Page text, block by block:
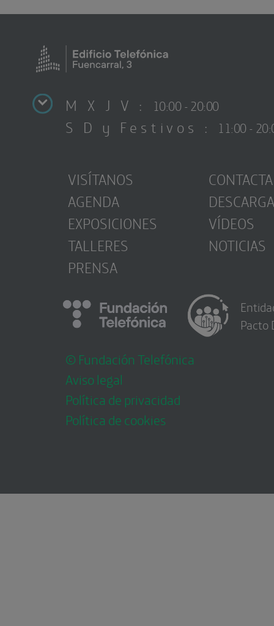
M X J V : 10:00 - 20:00
S D y Festivos : 11:00 -
VISÍTANOS
AGENDA
EXPOSICIONES
TALLERES
PRENSA
CONTACTA
VÍDEOS
NOTICIAS
© Fundación Telefónica
Aviso legal
Política de privacidad
Política de cookies
Pacto